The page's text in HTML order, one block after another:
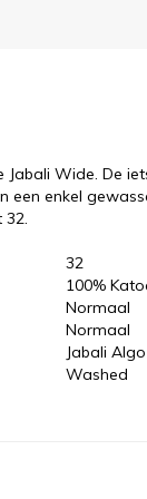
Jabali Wide. De
een enkel
32.
32
100%
Normaal
Normaal
Jabali
Washed